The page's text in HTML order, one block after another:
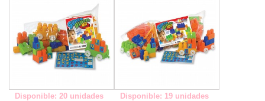
Disponible: 20 unidades Disponible: 19 unidades